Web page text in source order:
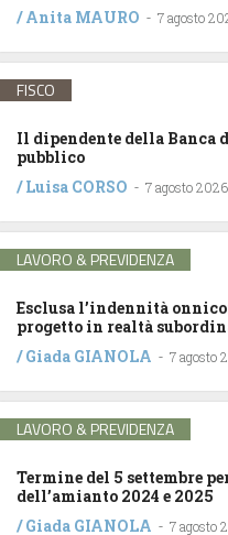
/Anita MAURO - 7 agosto
FISCO
Il dipendente della Banca
pubblico
/Luisa CORSO - 7 agosto 2026
LAVORO & PREVIDENZA
Esclusa l’indennità
progetto in realtà
/Giada GIANOLA - 7 agosto
LAVORO & PREVIDENZA
Termine del 5 settembre
dell’amianto 2024 e 2025
/Giada GIANOLA - 7 agosto